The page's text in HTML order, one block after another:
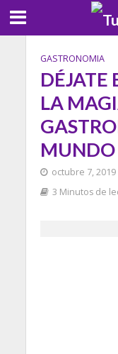
GASTRONOMIA
DÉJATE
LA
MUNDO
octubre 7, 2019
3 Minutos de